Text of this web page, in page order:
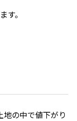
す。
の中で値下がり